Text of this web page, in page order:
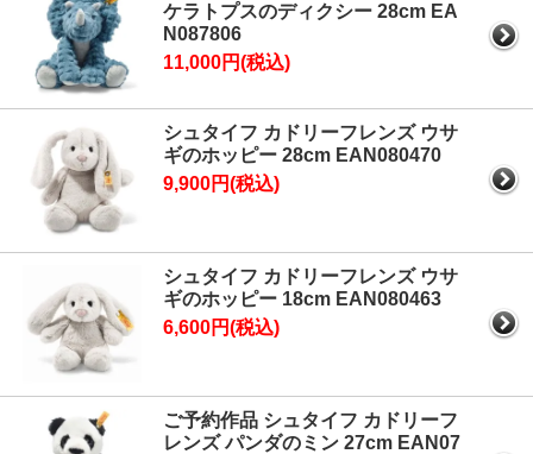
ケラトプスのディクシー 28cm EA
N087806
11,000円(税込)
シュタイフ カドリーフレンズ ウサ
ギのホッピー 28cm EAN080470
9,900円(税込)
シュタイフ カドリーフレンズ ウサ
ギのホッピー 18cm EAN080463
6,600円(税込)
ご予約作品 シュタイフ カドリーフ
レンズ パンダのミン 27cm EAN07